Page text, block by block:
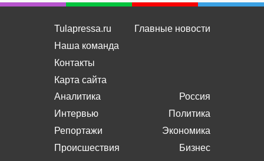
Tulapressa.ru
Наша команда
Контакты
Карта сайта
Главные новости
Аналитика
Интервью
Репортажи
Происшествия
Россия
Политика
Экономика
Бизнес